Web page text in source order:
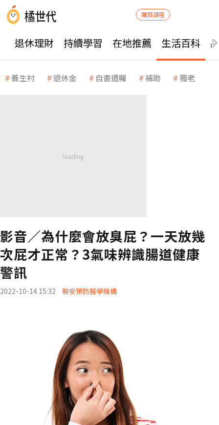
購買課程
退休理財 持續學習 在地推薦 生活百科
養生村 退休金 自書遺囑 補助 獨老
影音／為什麼會放臭屁？一天放幾
次屁才正常？3氣味辨識腸道健康
警訊
2022-10-14 15:32 聯安預防醫學機構